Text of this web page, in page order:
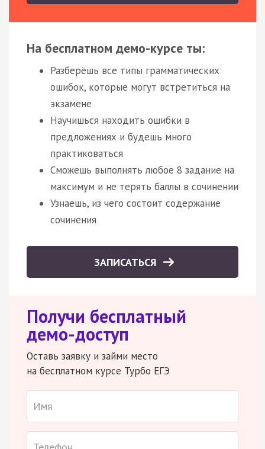
На бесплатном демо-курсе ты:
Разберёшь все типы грамматических
ошибок, которые могут встретиться на
экзамене
Научишься находить ошибки в
предложениях и будешь много
практиковаться
Сможешь выполнять любое 8 задание на
максимум и не терять баллы в сочинении
Узнаешь, из чего состоит содержание
сочинения
ЗАПИСАТЬСЯ
Получи бесплатный
демо-доступ
Оставь заявку и займи место
на бесплатном курсе Турбо ЕГЭ